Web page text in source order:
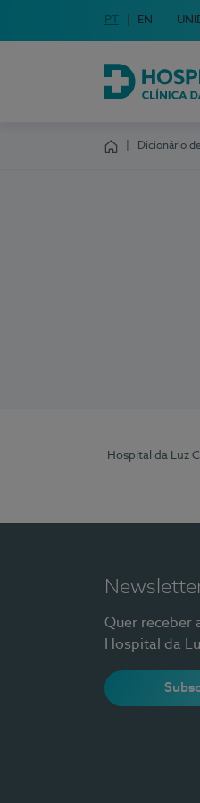
Escolha o seu
Idioma em
PT English
EN
Hospital da
Dicionário
Hospital da Luz
Quer receber
Hospital da